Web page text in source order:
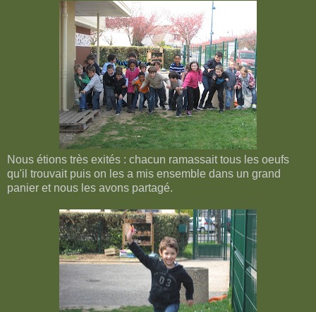
Nous étions très exités : chacun ramassait tous les oeufs
qu'il trouvait puis on les a mis ensemble dans un grand
panier et nous les avons partagé.